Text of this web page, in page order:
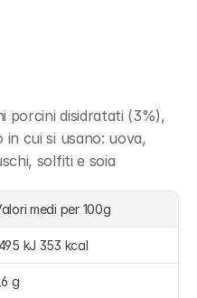
porcini disidratati (3%),
cui si usano: uova,
solfiti e soia
medi per 100g
kJ 353 kcal
g